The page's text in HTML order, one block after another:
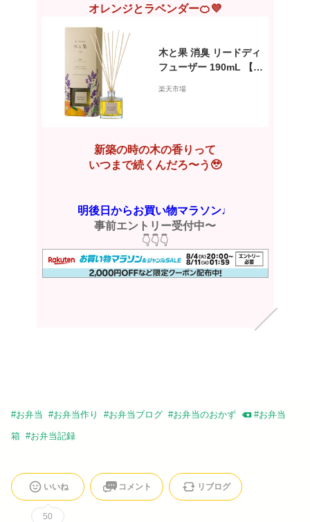
ング 庭 ライト 玄関 自
オレンジとラベンダー🍊💜
木と果 消臭 リードディ
フューザー 190mL 【ラ
天然 精油 100% 使用 デ
ムフレグランス 精油 天
然 アロマオイル
楽天市場
新築の時の木の香りって
いつまで続くんだろ〜う🥹
明後日からお買い物マラソン♩
事前エントリー受付中〜
👇👇👇
#お弁当 #お弁当作り #お弁当ブログ #お弁当のおかず #お弁当
箱 #お弁当記録
いいね
50
コメント リブログ